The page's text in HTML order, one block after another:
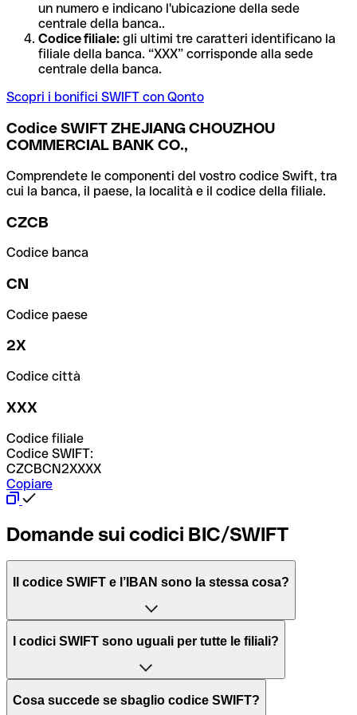
un numero e indicano l'ubicazione della sede
centrale della banca..
Codice filiale: gli ultimi tre caratteri identificano la
filiale della banca. “XXX” corrisponde alla sede
centrale della banca.
Scopri i bonifici SWIFT con Qonto
Codice SWIFT ZHEJIANG CHOUZHOU
COMMERCIAL BANK CO.,
Comprendete le componenti del vostro codice Swift, tra
cui la banca, il paese, la località e il codice della filiale.
CZCB
Codice banca
CN
Codice paese
2X
Codice città
XXX
Codice filiale
Codice SWIFT:
CZCBCN2XXXX
Copiare
Domande sui codici BIC/SWIFT
Il codice SWIFT e l’IBAN sono la stessa cosa?
L'acronimo SWIFT sta per “Society for Worldwide
per l’elaborazione dei pagamenti tra diversi Paesi.
I codici SWIFT sono uguali per tutte le filiali?
Dipende dalle banche. In alcuni casi le banche utilizzano
Cosa succede se sbaglio codice SWIFT?